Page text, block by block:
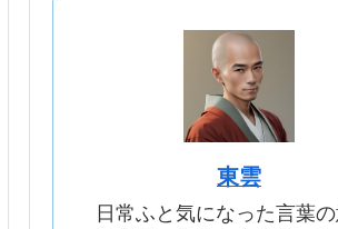
東雲
日常ふと気になった言葉